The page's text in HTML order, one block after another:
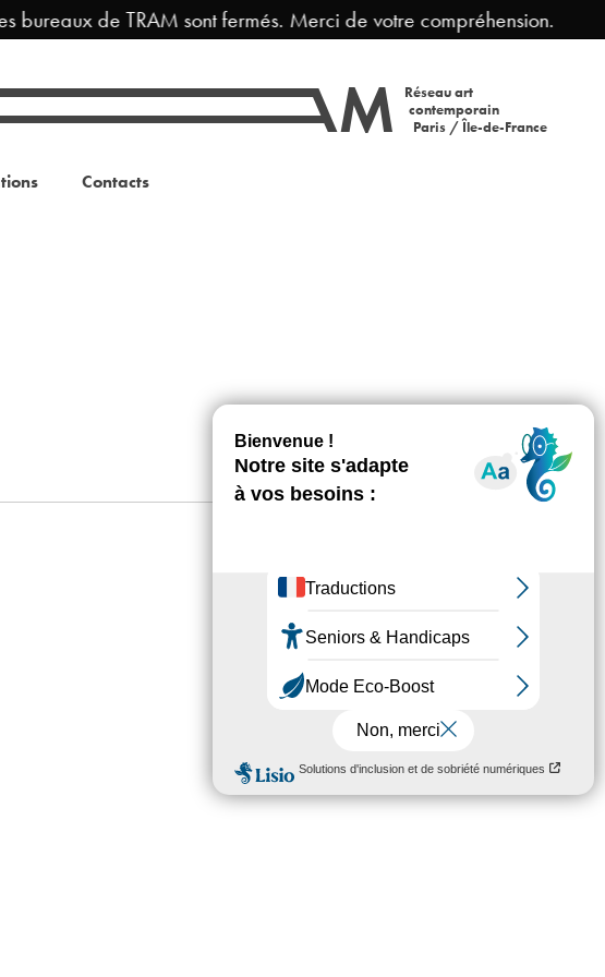
bureaux de TRAM sont fermés. Merci de votre compréhension.
Réseau art
contemporain
Paris / Île-de-France
Contacts